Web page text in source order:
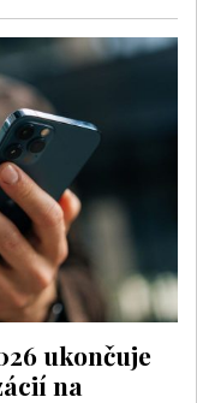
ukončuje
na